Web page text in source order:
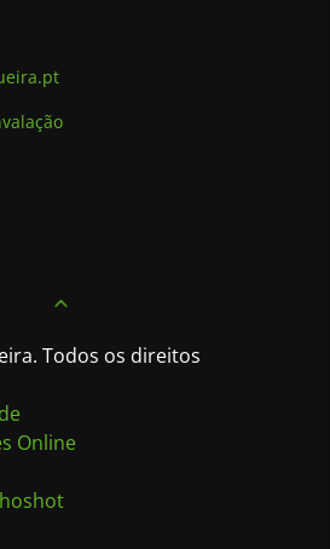
Todos os direitos
Online